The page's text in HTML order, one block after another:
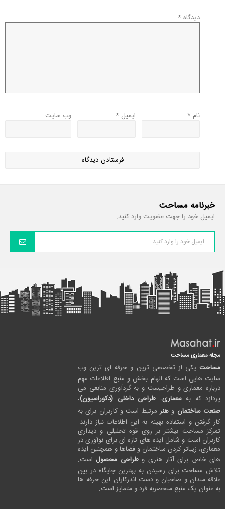
دیدگاه *
نام * ایمیل * وب‌ سایت
خبرنامه مساحت
ایمیل خود را جهت عضویت وارد کنید.
مجله معماری مساحت
مساحت یکی از تخصصی ترین و حرفه ای ترین وب
سایت هایی است که الهام بخش و منبع اطلاعات مهم
درباره معماری و طراحیست و به گردآوری منابعی می
پردازد که بهمعماری، طراحی داخلی (دکوراسیون)،
صنعت ساختمان و هنرمرتبط است و کاربران برای به
کار گرفتن و استفاده بهینه به این اطلاعات نیاز دارند.
تمرکز مساحت بیشتر بر روی قوه تحلیلی و دیداری
کاربران است و شامل ایده های تازه ای برای نوآوری در
معماری، زیباتر کردن ساختمان و فضاها و همچنین ایده
های خاص برای آثار هنری وطراحی محصول است.
تلاش مساحت برای رسیدن به بهترین جایگاه در بین
علاقه مندان و صاحبان و دست اندرکاران این حرفه ها
به عنوان یک منبع منحصربه فرد و متمایز است.